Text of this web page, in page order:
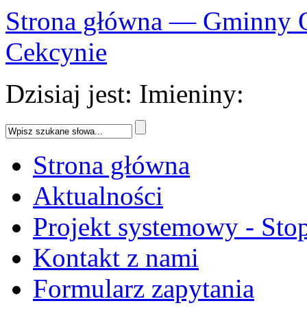
Strona główna — Gminny
Cekcynie
Dzisiaj jest: Imieniny:
Strona główna
Aktualności
Projekt systemowy -
Kontakt z nami
Formularz zapytania